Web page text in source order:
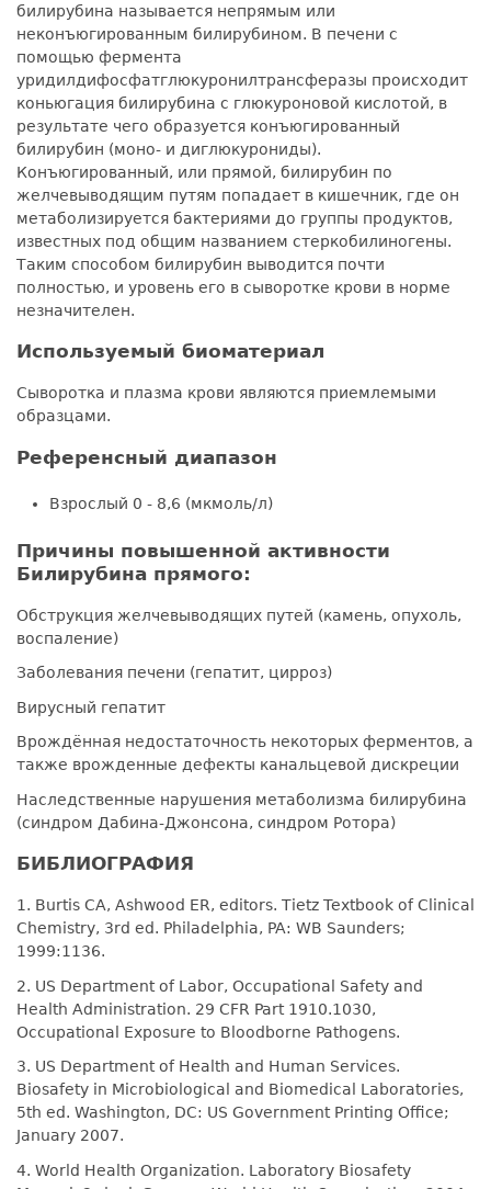
билирубина называется непрямым или
неконъюгированным билирубином. В печени с
помощью фермента
уридилдифосфатглюкуронилтрансферазы происходит
коньюгация билирубина с глюкуроновой кислотой, в
результате чего образуется конъюгированный
билирубин (моно- и диглюкурониды).
Конъюгированный, или прямой, билирубин по
желчевыводящим путям попадает в кишечник, где он
метаболизируется бактериями до группы продуктов,
известных под общим названием стеркобилиногены.
Таким способом билирубин выводится почти
полностью, и уровень его в сыворотке крови в норме
незначителен.
Используемый биоматериал
Сыворотка и плазма крови являются приемлемыми
образцами.
Референсный диапазон
Взрослый 0 - 8,6 (мкмоль/л)
Причины повышенной активности
Билирубина прямого:
Обструкция желчевыводящих путей (камень, опухоль,
воспаление)
Заболевания печени (гепатит, цирроз)
Вирусный гепатит
Врождённая недостаточность некоторых ферментов, а
также врожденные дефекты канальцевой дискреции
Наследственные нарушения метаболизма билирубина
(синдром Дабина-Джонсона, синдром Ротора)
БИБЛИОГРАФИЯ
1. Burtis CA, Ashwood ER, editors. Tietz Textbook of Clinical
Chemistry, 3rd ed. Philadelphia, PA: WB Saunders;
1999:1136.
2. US Department of Labor, Occupational Safety and
Health Administration. 29 CFR Part 1910.1030,
Occupational Exposure to Bloodborne Pathogens.
3. US Department of Health and Human Services.
Biosafety in Microbiological and Biomedical Laboratories,
5th ed. Washington, DC: US Government Printing Office;
January 2007.
4. World Health Organization. Laboratory Biosafety